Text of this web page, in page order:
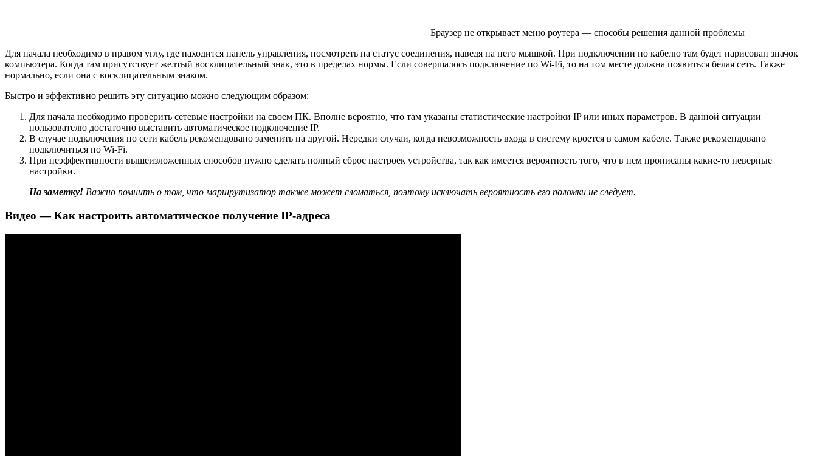
Браузер не открывает меню роутера — способы решения данной проблемы
Для начала необходимо в правом углу, где находится панель управления, посмотреть на статус соединения, наведя на него мышкой. При подключении по кабелю там будет нарисован значок
компьютера. Когда там присутствует желтый восклицательный знак, это в пределах нормы. Если совершалось подключение по Wi-Fi, то на том месте должна появиться белая сеть. Также
нормально, если она с восклицательным знаком.
Быстро и эффективно решить эту ситуацию можно следующим образом:
Для начала необходимо проверить сетевые настройки на своем ПК. Вполне вероятно, что там указаны статистические настройки IP или иных параметров. В данной ситуации
пользователю достаточно выставить автоматическое подключение IP.
В случае подключения по сети кабель рекомендовано заменить на другой. Нередки случаи, когда невозможность входа в систему кроется в самом кабеле. Также рекомендовано
подключиться по Wi-Fi.
При неэффективности вышеизложенных способов нужно сделать полный сброс настроек устройства, так как имеется вероятность того, что в нем прописаны какие-то неверные
настройки.
На заметку! Важно помнить о том, что маршрутизатор также может сломаться, поэтому исключать вероятность его поломки не следует.
Видео — Как настроить автоматическое получение IP-адреса